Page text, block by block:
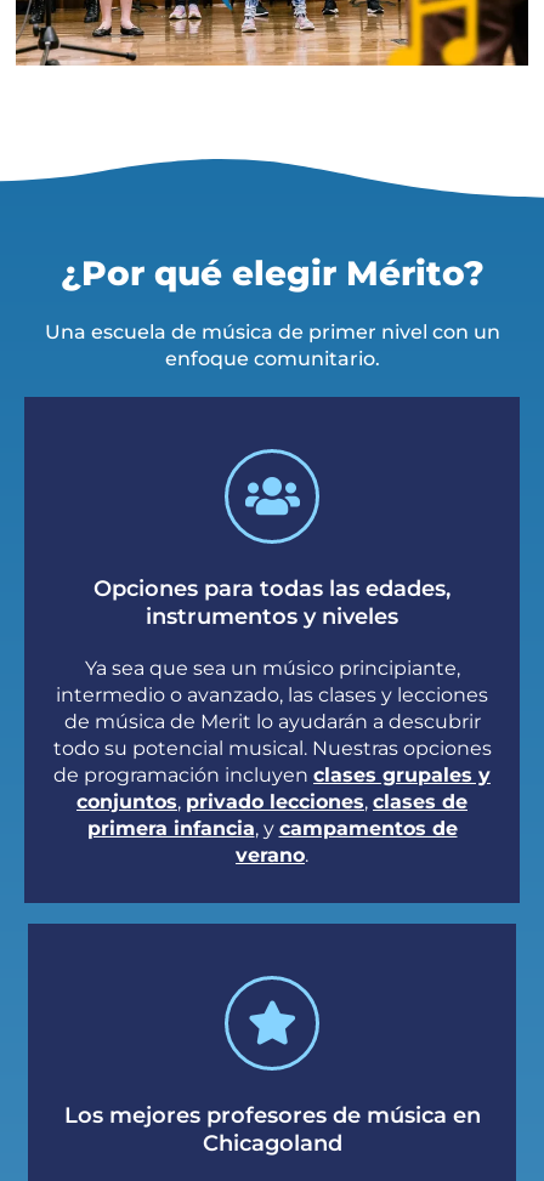
¿Por qué elegir Mérito?
Una escuela de música de primer nivel con un
enfoque comunitario.
Opciones para todas las edades,
instrumentos y niveles
Ya sea que sea un músico principiante,
intermedio o avanzado, las clases y lecciones
de música de Merit lo ayudarán a descubrir
todo su potencial musical. Nuestras opciones
de programación incluyen clases grupales y
conjuntos, privado lecciones, clases de
primera infancia, y campamentos de
verano.
Los mejores profesores de música en
Chicagoland